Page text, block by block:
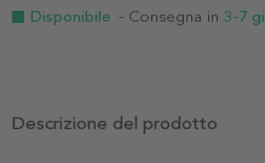
Disponibile - Consegna in 3-7
Descrizione del prodotto